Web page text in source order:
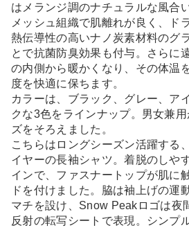
はメランジ調のナチュラルな風合
メッシュ組織で肌離れが良く、ド
熱伝導性の高いナノ炭素材料のグ
とで抗菌防臭効果も付与。さらに
の内側から暖かくなり、その体温
度を快適に保ちます。
カラーは、ブラック、グレー、ア
クな3色をラインナップ。男女兼
ズをそろえました。
こちらはロングシーズン活躍する
イヤーの長袖シャツ。着脱のしや
インで、ファスナートップが肌に
ドを付けました。脇は袖上げの運
マチを設け、Snow Peakロゴは夜
反射の転写シートで表現。シンプ